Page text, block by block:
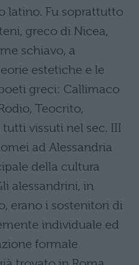
latino. Fu soprattutto
greco di Nicea,
schiavo, a
estetiche e le
greci: Callimaco
Teocrito,
vissuti nel sec. III
ad Alessandria
della cultura
alessandrini, in
erano i sostenitori di
individuale ed
formale